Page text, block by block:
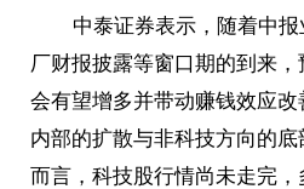
中泰证券表示，随着中
厂财报披露等窗口期的到来
会有望增多并带动赚钱效应
内部的扩散与非科技方向的
而言，科技股行情尚未走完